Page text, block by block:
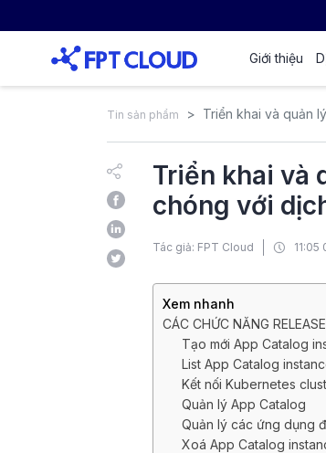
Giới thiệu
Tin sản phẩm Triển khai và quản
Triển khai và
chóng với
Tác giả: FPT Cloud 11:05
Xem nhanh
CÁC CHỨC NĂNG RELEASE
Tạo mới App Catalog
List App Catalog
Kết nối Kubernetes
Quản lý App Catalog
Quản lý các ứng dụng
Xoá App Catalog